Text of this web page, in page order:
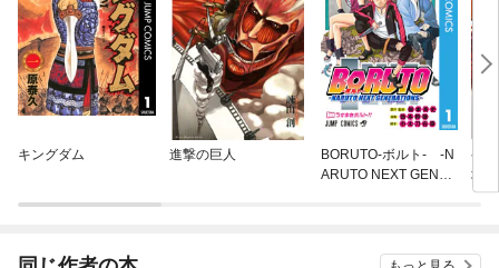
キングダム 進撃の巨人
BORUTO-ボルト- -N
ARUTO NEXT GENER
ゲ
地